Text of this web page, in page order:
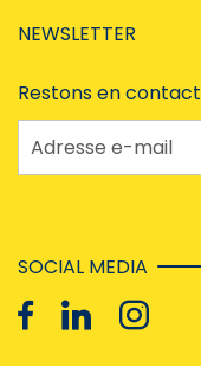
NEWSLETTER
Restons en contact
Adresse e-mail
SOCIAL MEDIA